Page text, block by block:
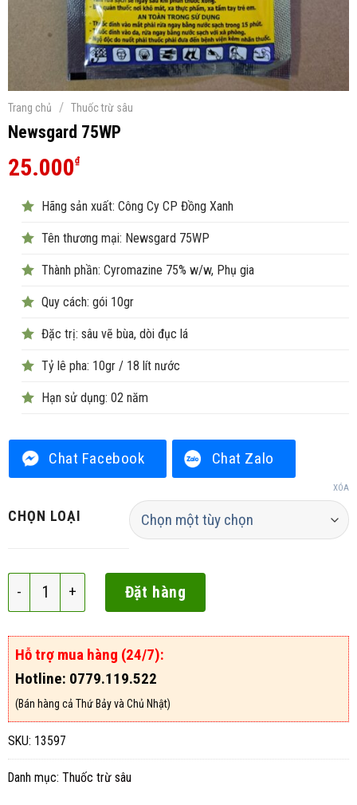
Trang chủ / Thuốc trừ sâu
Newsgard 75WP
25.000₫
Hãng sản xuất: Công Cy CP Đồng Xanh
Tên thương mại: Newsgard 75WP
Thành phần: Cyromazine 75% w/w, Phụ gia
Quy cách: gói 10gr
Đặc trị: sâu vẽ bùa, dòi đục lá
Tỷ lê pha: 10gr / 18 lít nước
Hạn sử dụng: 02 năm
Chat Facebook Chat Zalo
CHỌN LOẠI
XÓA
Newsgard 75WP số lượng
Đặt hàng
Hỗ trợ mua hàng (24/7):
Hotline: 0779.119.522
(Bán hàng cả Thứ Bảy và Chủ Nhật)
SKU: 13597
Danh mục: Thuốc trừ sâu